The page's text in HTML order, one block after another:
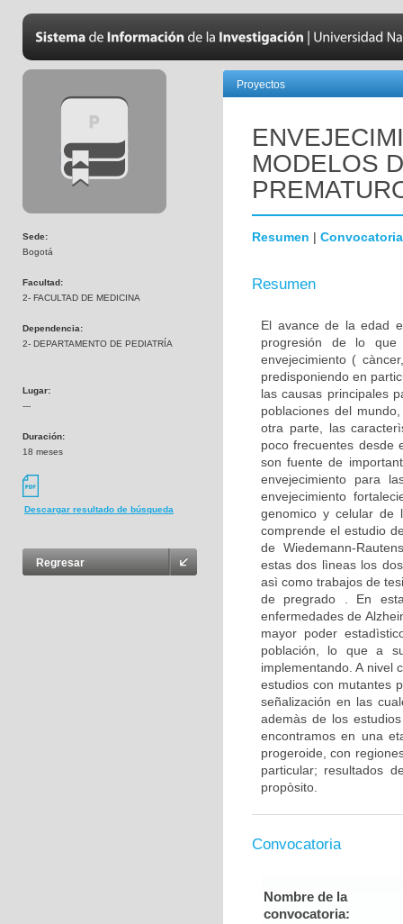
Sede:
Bogotá
Facultad:
2- FACULTAD DE MEDICINA
Dependencia:
2- DEPARTAMENTO DE PEDIATRÍA
Lugar:
---
Duración:
18 meses
Descargar resultado de búsqueda
Regresar
Proyectos
MODELOS
Resumen | Convocatoria
Resumen
El avance de la edad
progresión de lo que
envejecimiento (
predisponiendo en
las causas principales
poblaciones del
otra parte, las
poco frecuentes desde
son fuente de
envejecimiento para
envejecimiento
genomico y celular de
comprende el estudio
de Wiedemann-
estas dos lìneas los
asì como trabajos de
de pregrado . En
enfermedades de
mayor poder
población, lo que a
implementando. A nivel
estudios con mutantes
señalización en las
ademàs de los
encontramos en una
progeroide, con
particular; resultados
propòsito.
Convocatoria
Nombre de la
convocatoria: